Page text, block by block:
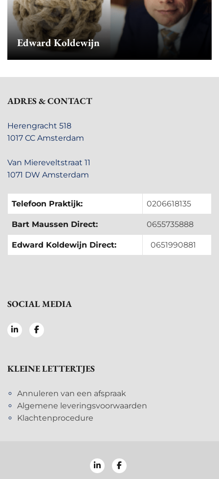
Edward Koldewijn
ADRES & CONTACT
Herengracht 518
1017 CC Amsterdam
Van Miereveltstraat 11
1071 DW Amsterdam
Telefoon Praktijk: 0206618135
Bart Maussen Direct: 0655735888
Edward Koldewijn Direct: 0651990881
SOCIAL MEDIA
KLEINE LETTERTJES
Annuleren van een afspraak
Algemene leveringsvoorwaarden
Klachtenprocedure